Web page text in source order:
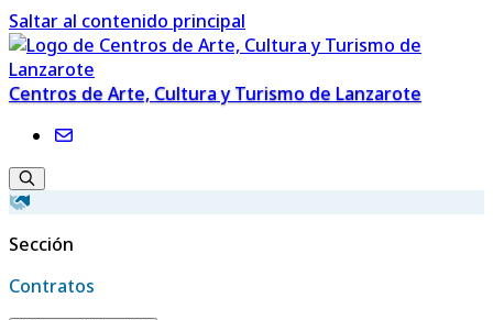
Saltar al contenido principal
Centros de Arte, Cultura y Turismo de Lanzarote
Sección
Contratos